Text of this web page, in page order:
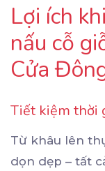
Lợi ích
nấu cỗ
Cửa
Tiết kiệm thời
Từ khâu lên
dọn dẹp – tất